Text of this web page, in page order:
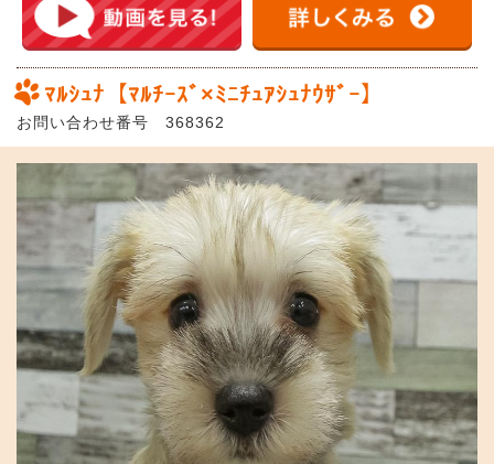
ﾏﾙｼｭﾅ【ﾏﾙﾁｰｽﾞ×ﾐﾆﾁｭｱｼｭﾅｳｻﾞｰ】
お問い合わせ番号 368362